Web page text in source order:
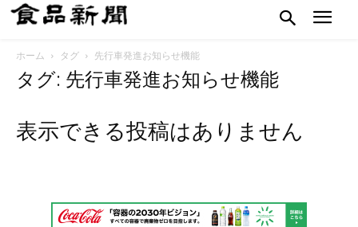
ホーム タグ 先行車発進お知らせ機能
タグ: 先行車発進お知らせ機能
表示できる投稿はありません